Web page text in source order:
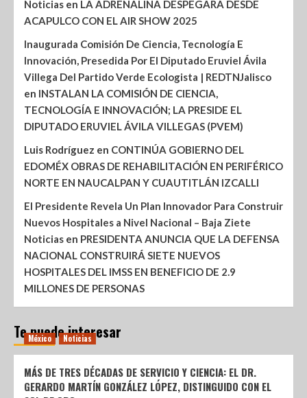
Noticias en LA ADRENALINA DESPEGARÁ DESDE
ACAPULCO CON EL AIR SHOW 2025
Inaugurada Comisión De Ciencia, Tecnología E
Innovación, Presedida Por El Diputado Eruviel Ávila
Villega Del Partido Verde Ecologista | REDTNJalisco
en INSTALAN LA COMISIÓN DE CIENCIA,
TECNOLOGÍA E INNOVACIÓN; LA PRESIDE EL
DIPUTADO ERUVIEL ÁVILA VILLEGAS (PVEM)
Luis Rodríguez en CONTINÚA GOBIERNO DEL
EDOMÉX OBRAS DE REHABILITACIÓN EN PERIFÉRICO
NORTE EN NAUCALPAN Y CUAUTITLÁN IZCALLI
El Presidente Revela Un Plan Innovador Para Construir
Nuevos Hospitales a Nivel Nacional – Baja Ziete
Noticias en PRESIDENTA ANUNCIA QUE LA DEFENSA
NACIONAL CONSTRUIRÁ SIETE NUEVOS
HOSPITALES DEL IMSS EN BENEFICIO DE 2.9
MILLONES DE PERSONAS
Te puede interesar
México Noticias
MÁS DE TRES DÉCADAS DE SERVICIO Y CIENCIA: EL DR.
GERARDO MARTÍN GONZÁLEZ LÓPEZ, DISTINGUIDO CON EL